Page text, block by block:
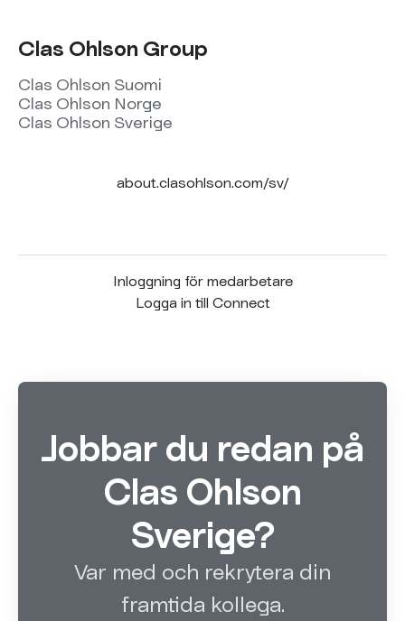
Clas Ohlson Group
Clas Ohlson Suomi
Clas Ohlson Norge
Clas Ohlson Sverige
about.clasohlson.com/sv/
Inloggning för medarbetare
Logga in till Connect
Jobbar du redan på
Clas Ohlson
Sverige?
Var med och rekrytera din
framtida kollega.